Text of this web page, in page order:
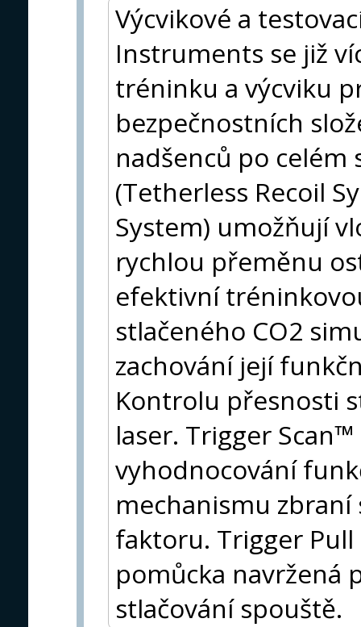
Výcvikové a
Instruments se již
tréninku a výcviku
bezpečnostních
nadšenců po celém
(Tetherless Recoil
System) umožňují
rychlou přeměnu
efektivní
stlačeného CO2
zachování její
Kontrolu přesnosti
laser. Trigger
vyhodnocování
mechanismu
faktoru. Trigger
pomůcka
stlačování spouště.